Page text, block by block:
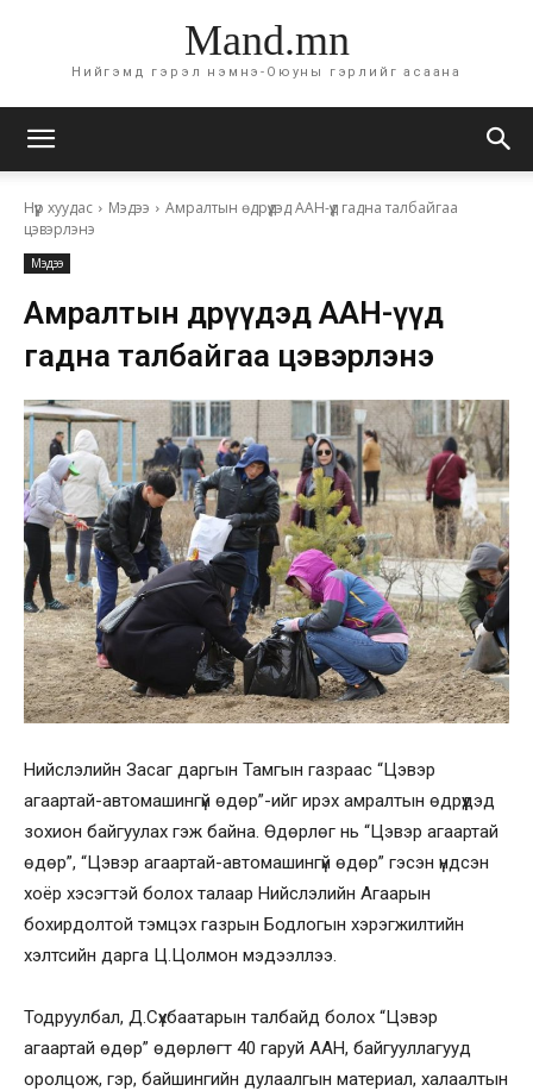
Mand.mn
Нийгэмд гэрэл нэмнэ-Оюуны гэрлийг асаана
Нүүр хуудас Мэдээ
Амралтын өдрүүдэд ААН-үүд гадна талбайгаа
цэвэрлэнэ
Мэдээ
Амралтын өдрүүдэд ААН-үүд
гадна талбайгаа цэвэрлэнэ
Нийслэлийн Засаг даргын Тамгын газраас “Цэвэр
агаартай-aвтомашингүй өдөр”-ийг ирэх амралтын өдрүүдэд
зохион байгуулах гэж байна. Өдөрлөг нь “Цэвэр агаартай
өдөр”, “Цэвэр агаартай-автомашингүй өдөр” гэсэн үндсэн
хоёр хэсэгтэй болох талаар Нийслэлийн Агаарын
бохирдолтой тэмцэх газрын Бодлогын хэрэгжилтийн
хэлтсийн дарга Ц.Цолмон мэдээллээ.
Тодруулбал, Д.Сүхбаатарын талбайд болох “Цэвэр
агаартай өдөр” өдөрлөгт 40 гаруй ААН, байгууллагууд
оролцож, гэр, байшингийн дулаалгын материал, халаалтын